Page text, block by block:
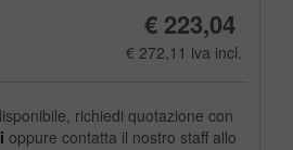
€ 223,04
€ 272,11 iva incl.
richiedi quotazione con
oppure contatta il nostro staff allo